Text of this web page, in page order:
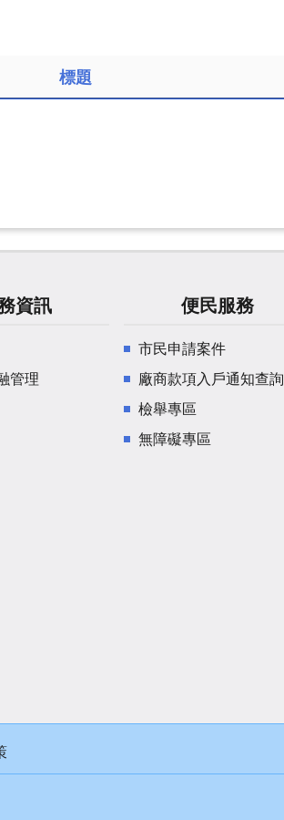
標題
資訊
管理
便民服務
市民申請案件
廠商款項入戶通知查詢
檢舉專區
無障礙專區